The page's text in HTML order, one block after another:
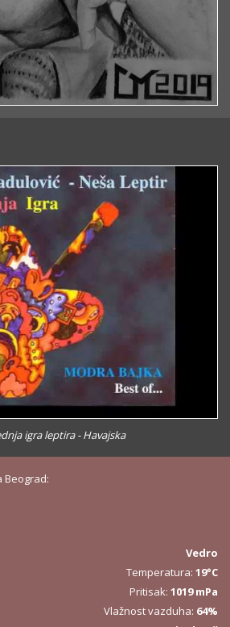
igra leptira - Havajska
Beograd:
Vedro
Temperatura: 19°C
Pritisak: 1019 mPa
Vlažnost vazduha: 64%